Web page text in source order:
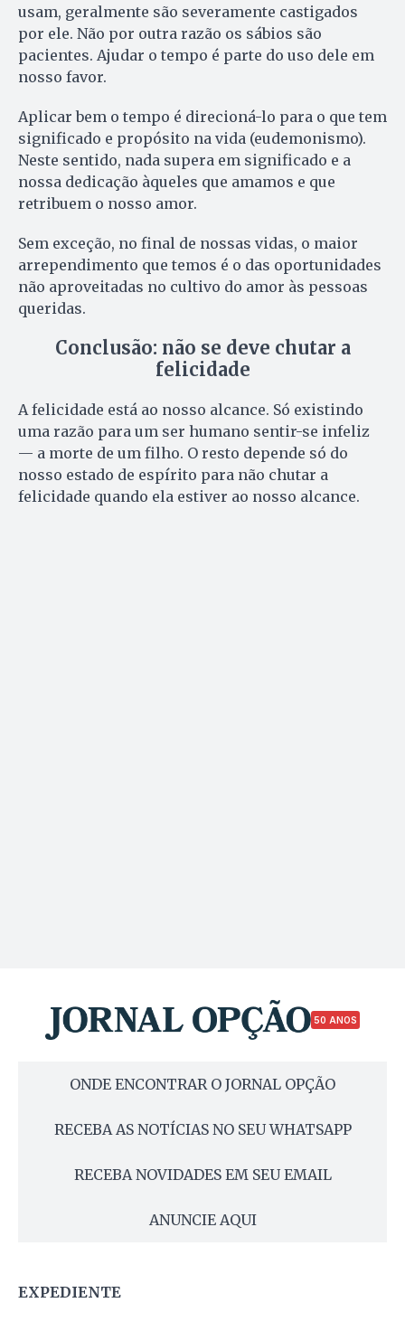
usam, geralmente são severamente castigados
por ele. Não por outra razão os sábios são
pacientes. Ajudar o tempo é parte do uso dele em
nosso favor.
Aplicar bem o tempo é direcioná-lo para o que tem
significado e propósito na vida (eudemonismo).
Neste sentido, nada supera em significado e a
nossa dedicação àqueles que amamos e que
retribuem o nosso amor.
Sem exceção, no final de nossas vidas, o maior
arrependimento que temos é o das oportunidades
não aproveitadas no cultivo do amor às pessoas
queridas.
Conclusão: não se deve chutar a
felicidade
A felicidade está ao nosso alcance. Só existindo
uma razão para um ser humano sentir-se infeliz
— a morte de um filho. O resto depende só do
nosso estado de espírito para não chutar a
felicidade quando ela estiver ao nosso alcance.
50 ANOS
ONDE ENCONTRAR O JORNAL OPÇÃO
RECEBA AS NOTÍCIAS NO SEU WHATSAPP
RECEBA NOVIDADES EM SEU EMAIL
ANUNCIE AQUI
EXPEDIENTE